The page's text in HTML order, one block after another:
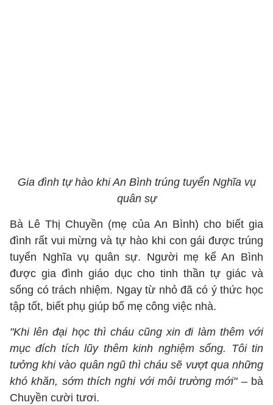
Gia đình tự hào khi An Bình trúng tuyển Nghĩa vụ
quân sự
Bà Lê Thị Chuyền (mẹ của An Bình) cho biết gia
đình rất vui mừng và tự hào khi con gái được trúng
tuyển Nghĩa vụ quân sự. Người mẹ kể An Bình
được gia đình giáo dục cho tinh thần tự giác và
sống có trách nhiệm. Ngay từ nhỏ đã có ý thức học
tập tốt, biết phụ giúp bố mẹ công việc nhà.
"Khi lên đại học thì cháu cũng xin đi làm thêm với
mục đích tích lũy thêm kinh nghiệm sống. Tôi tin
tưởng khi vào quân ngũ thì cháu sẽ vượt qua những
khó khăn, sớm thích nghi với môi trường mới" – bà
Chuyền cười tươi.